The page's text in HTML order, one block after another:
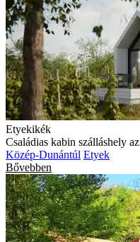
Etyekikék
Családias kabin szálláshely
Közép-Dunántúl Etyek
Bővebben